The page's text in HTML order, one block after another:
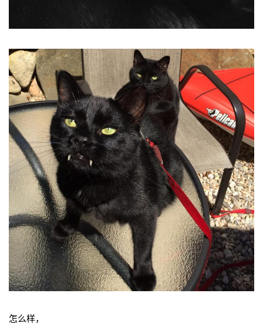
怎么样，